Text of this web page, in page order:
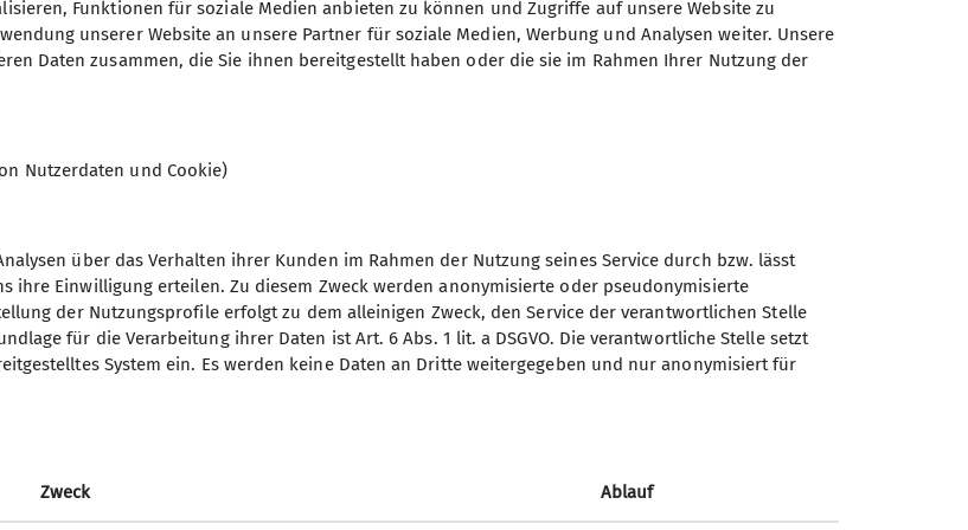
der vorbeikommt.
E-Mail-Adresse schreiben: inklusives.klettern@dav-minden.de
mitmachen.
Anfrage senden
Unsere Angebote
Klettern
Deutscher Alpenverein (DAV)
Sektion Minden (gegr. 1884)
e.V.
Stiftstraße 2 b
Funktionen für soziale Medien anbieten zu können und Zugriffe auf unsere Website zu
unserer Website an unsere Partner für soziale Medien, Werbung und Analysen weiter. Unsere
Daten zusammen, die Sie ihnen bereitgestellt haben oder die sie im Rahmen Ihrer Nutzung der
Nutzerdaten und Cookie)
über das Verhalten ihrer Kunden im Rahmen der Nutzung seines Service durch bzw. lässt
ihre Einwilligung erteilen. Zu diesem Zweck werden anonymisierte oder pseudonymisierte
der Nutzungsprofile erfolgt zu dem alleinigen Zweck, den Service der verantwortlichen Stelle
für die Verarbeitung ihrer Daten ist Art. 6 Abs. 1 lit. a DSGVO. Die verantwortliche Stelle setzt
System ein. Es werden keine Daten an Dritte weitergegeben und nur anonymisiert für
Zweck Ablauf